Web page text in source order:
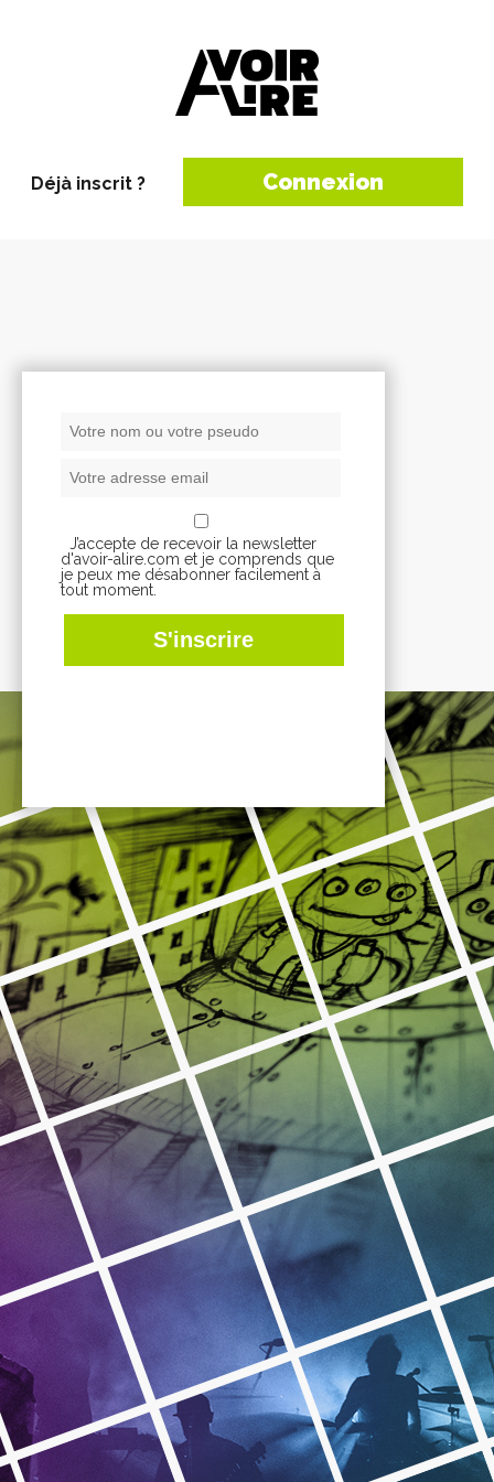
Déjà inscrit ? Connexion
J’accepte de recevoir la newsletter
d'avoir-alire.com et je comprends que
je peux me désabonner facilement à
tout moment.